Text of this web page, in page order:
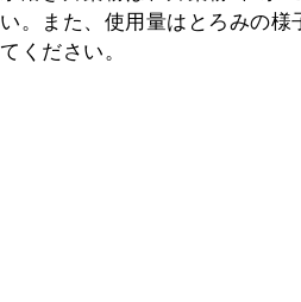
い。また、使用量はとろみの様
てください。